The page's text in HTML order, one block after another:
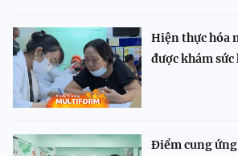
Hiện thực hóa
được khám
Điểm cung